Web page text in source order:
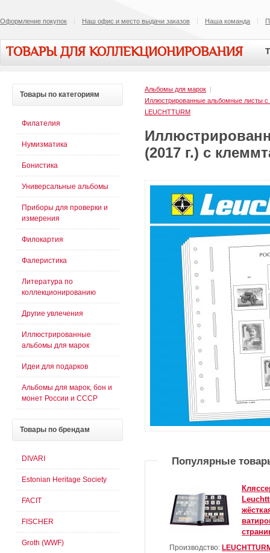
Оформление покупок Наш офис и место выдачи заказов Наша команда
ТОВАРЫ ДЛЯ КОЛЛЕКЦИОНИРОВАНИЯ
Альбомы для марок |
Иллюстрированные альбомные листы
LEUCHTTURM
(2017 г.) с
Популярные
Производство:
Товары по категориям
Филателия
Нумизматика
Бонистика
Универсальные альбомы
Приборы для проверки и
измерения
Филокартия
Фалеристика
Литература по
коллекционированию
Другие увлечения
Иллюстрированные
альбомы для марок
Идеи для подарков
Альбомы для марок, бон и
монет России и СССР
Товары по брендам
DIVARI
Estonian Heritage Society
FACIT
FISCHER
Groth (WWF)